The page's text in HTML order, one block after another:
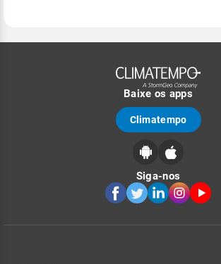
Baixe os apps
Climatempo
Siga-nos